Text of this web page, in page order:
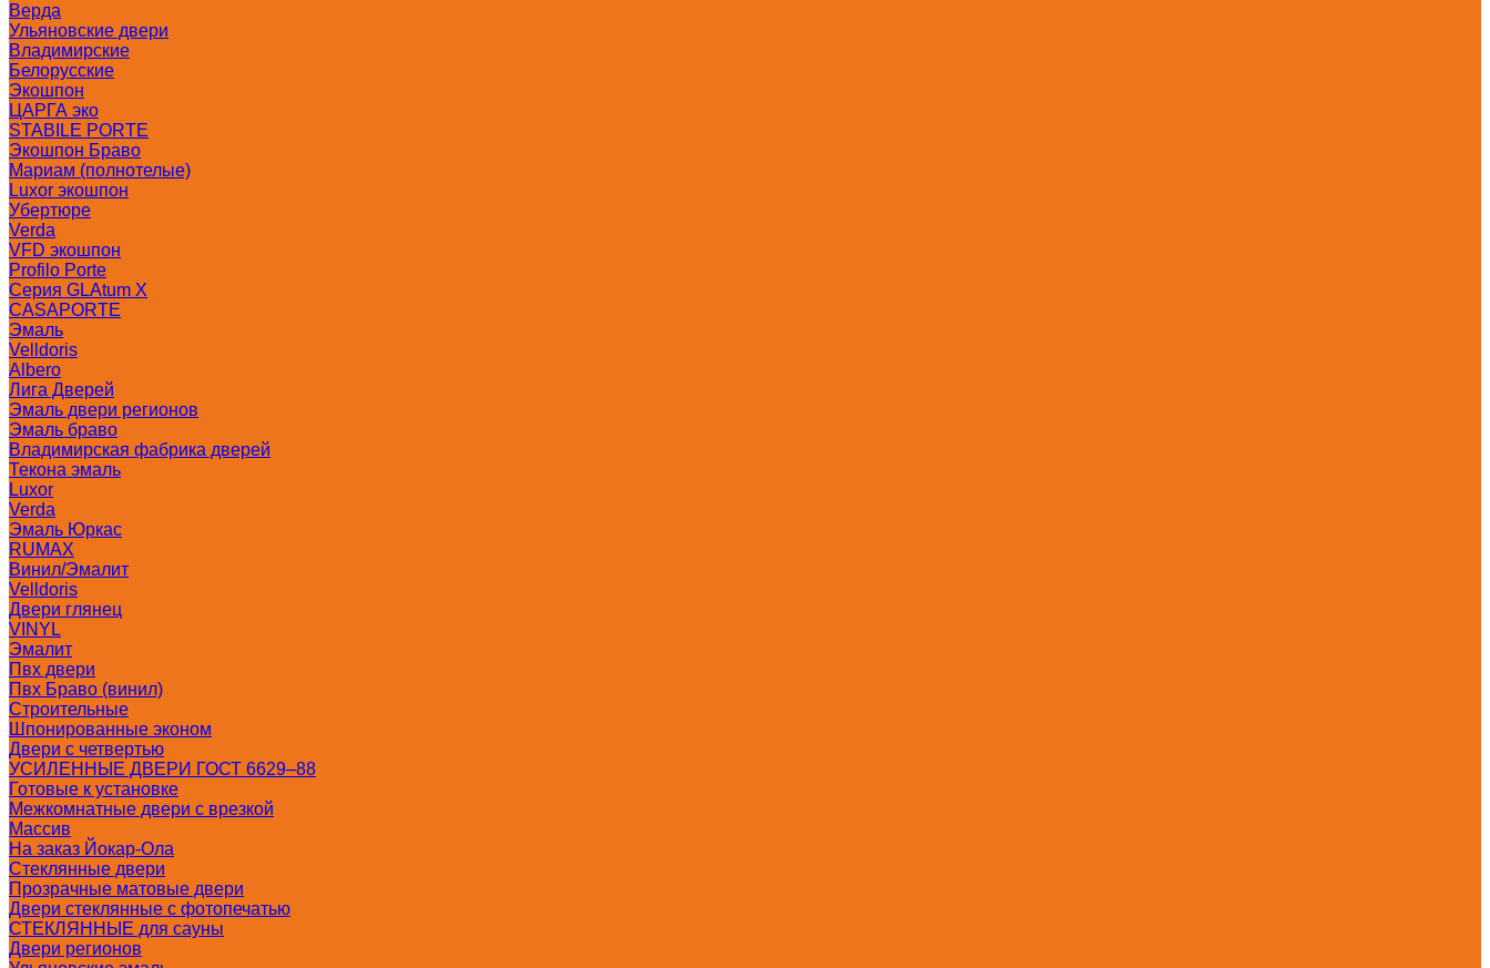
Верда
Ульяновские двери
Владимирские
Белорусские
Экошпон
ЦАРГА эко
STABILE PORTE
Экошпон Браво
Мариам (полнотелые)
Luxor экошпон
Убертюре
Verda
VFD экошпон
Profilo Porte
Серия GLAtum X
CASAPORTE
Эмаль
Velldoris
Albero
Лига Дверей
Эмаль двери регионов
Эмаль браво
Владимирская фабрика дверей
Текона эмаль
Luxor
Verda
Эмаль Юркас
RUMAX
Винил/Эмалит
Velldoris
Двери глянец
VINYL
Эмалит
Пвх двери
Пвх Браво (винил)
Строительные
Шпонированные эконом
Двери с четвертью
УСИЛЕННЫЕ ДВЕРИ ГОСТ 6629–88
Готовые к установке
Межкомнатные двери с врезкой
Массив
На заказ Йокар-Ола
Стеклянные двери
Прозрачные матовые двери
Двери стеклянные с фотопечатью
СТЕКЛЯННЫЕ для сауны
Двери регионов